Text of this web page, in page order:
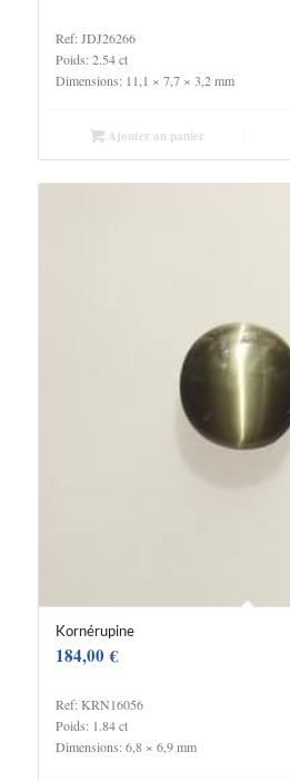
Ref: JDJ26266
Poids: 2.54 ct
Dimensions: 11,1 × 7,7 × 3,2 mm
Ajouter au panier
Kornérupine
184,00€
Ref: KRN16056
Poids: 1.84 ct
Dimensions: 6,8 × 6,9 mm